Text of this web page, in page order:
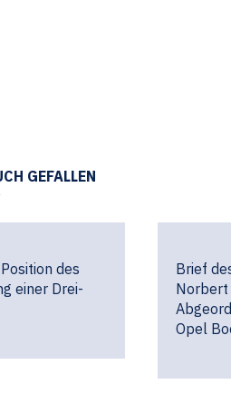
GEFALLEN
des
einer Drei-
Brief
Norbert
Opel